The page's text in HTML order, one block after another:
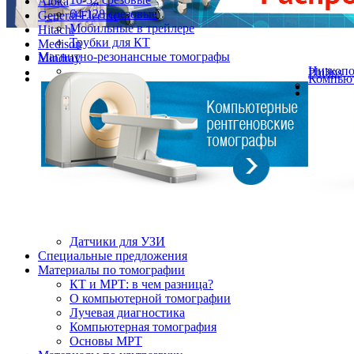
General Electric
Hitachi
Medison
Mindray
Philips
64-128 срезовые
Мобильные в трейлере
Трубки для КТ
Магнитно-резонансные томографы
Датчики для УЗИ
Cпециальные предложения
Материалы по томографии
КТ и МРТ: в чем разница?
О компьютерной томографии
Лучевая диагностика
Компьютерная томография
Основы МРТ